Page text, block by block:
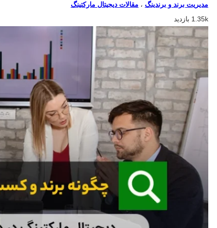
مدیریت برند و برندینگ ، مقالات دیجیتال مارکتینگ
1.35k بازدید